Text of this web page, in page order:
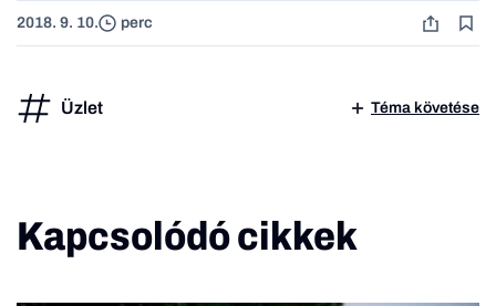
2018. 9. 10. perc
Üzlet Téma követése
Kapcsolódó cikkek